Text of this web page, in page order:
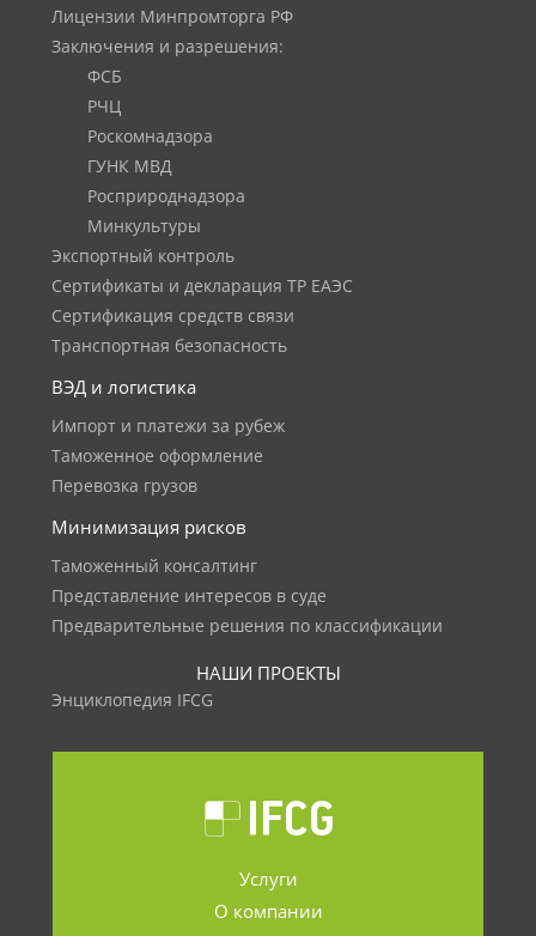
Лицензии Минпромторга РФ
Заключения и разрешения:
ФСБ
РЧЦ
Роскомнадзора
ГУНК МВД
Росприроднадзора
Минкультуры
Экспортный контроль
Сертификаты и декларация ТР ЕАЭС
Сертификация средств связи
Транспортная безопасность
ВЭД и логистика
Импорт и платежи за рубеж
Таможенное оформление
Перевозка грузов
Минимизация рисков
Таможенный консалтинг
Представление интересов в суде
Предварительные решения по классификации
НАШИ ПРОЕКТЫ
Энциклопедия IFCG
Услуги
О компании